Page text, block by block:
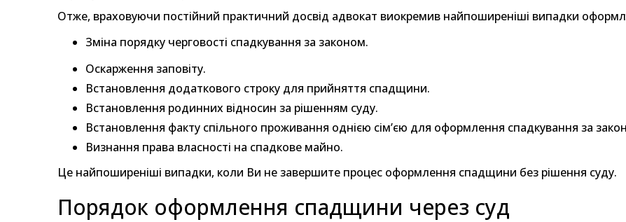
Отже, враховуючи постійний практичний досвід адвокат виокремив найпоширеніші випадки
Зміна порядку черговості спадкування за законом.
Оскарження заповіту.
Встановлення додаткового строку для прийняття спадщини.
Встановлення родинних відносин за рішенням суду.
Встановлення факту спільного проживання однією сім’єю для оформлення спадкування за
Визнання права власності на спадкове майно.
Це найпоширеніші випадки, коли Ви не завершите процес оформлення спадщини без рішення суду.
Порядок оформлення спадщини через суд